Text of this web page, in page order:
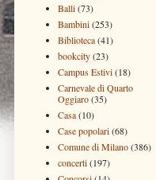
Balli(73)
Bambini(253)
Biblioteca(41)
bookcity(23)
Campus Estivi(18)
Carnevale di Quarto
Oggiaro(35)
Casa(10)
Case popolari(68)
Comune di Milano(386)
concerti(197)